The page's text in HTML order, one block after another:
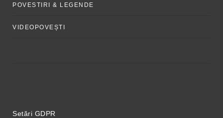
POVESTIRI & LEGENDE
VIDEOPOVEȘTI
Setări GDPR